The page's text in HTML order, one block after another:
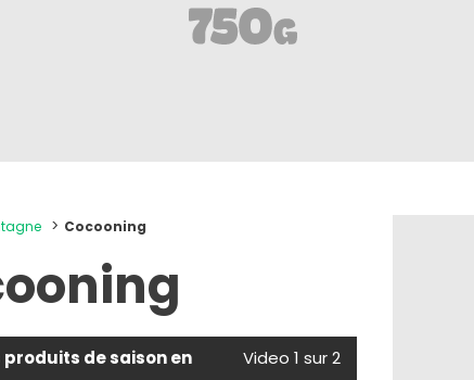
Cocooning
produits de saison en
Video 1 sur 2